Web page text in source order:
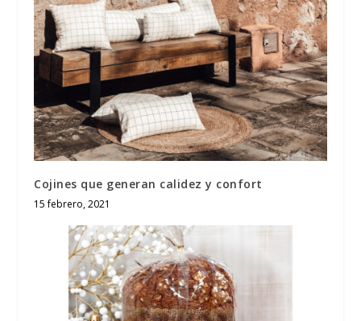
Cojines que generan calidez y confort
15 febrero, 2021